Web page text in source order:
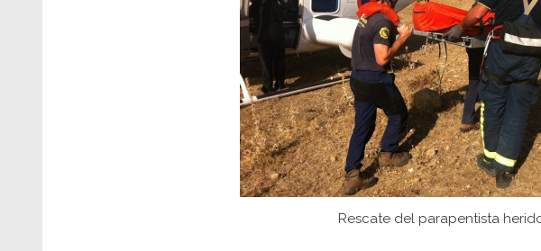
Rescate del parapentista